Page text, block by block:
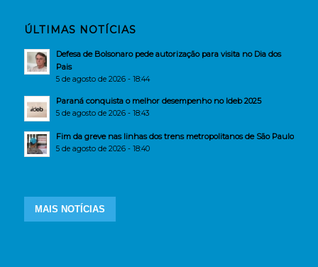
ÚLTIMAS NOTÍCIAS
Defesa de Bolsonaro pede autorização para visita no Dia dos
Pais
5 de agosto de 2026 - 18:44
Paraná conquista o melhor desempenho no Ideb 2025
5 de agosto de 2026 - 18:43
Fim da greve nas linhas dos trens metropolitanos de São Paulo
5 de agosto de 2026 - 18:40
MAIS NOTÍCIAS